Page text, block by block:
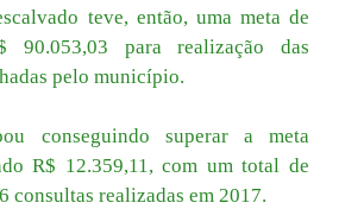
teve, então, uma meta de
90.053,03 para realização das
pelo município.
conseguindo superar a meta
R$ 12.359,11, com um total de
consultas realizadas em 2017.